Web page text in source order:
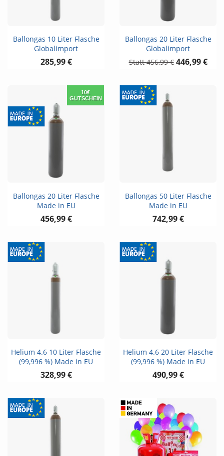
Ballongas 10 Liter Flasche
Globalimport
285,99 €
Ballongas 20 Liter Flasche
Globalimport
456,99 € 446,99 €
10€
GUTSCHEIN
Ballongas 20 Liter Flasche
Made in EU
456,99 €
Ballongas 50 Liter Flasche
Made in EU
742,99 €
Helium 4.6 10 Liter Flasche
(99,996 %) Made in EU
328,99 €
Helium 4.6 20 Liter Flasche
(99,996 %) Made in EU
490,99 €